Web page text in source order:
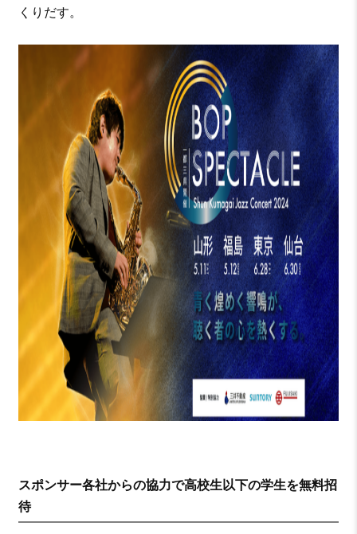
くりだす。
スポンサー各社からの協力で高校生以下の学生を無料招
待